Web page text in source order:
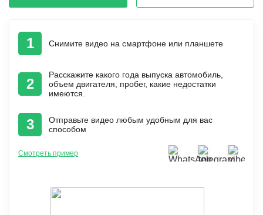
1 Снимите видео на смартфоне или планшете
2
Расскажите какого года выпуска автомобиль,
объем двигателя, пробег, какие недостатки
имеются.
3
Отправьте видео любым удобным для вас
способом
Смотреть пример